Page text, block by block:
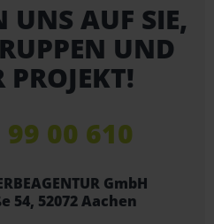
UNS AUF SIE,
UND
00 610
GmbH
54, 52072 Aachen